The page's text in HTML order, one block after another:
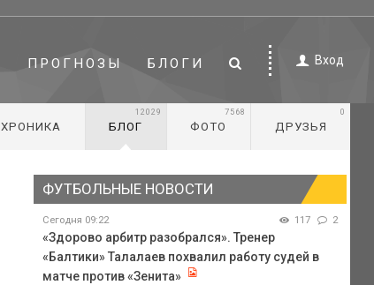
ПРОГНОЗЫ БЛОГИ Вход
ХРОНИКА БЛОГ
12029
ФОТО
7568
ДРУЗЬЯ
0
ФУТБОЛЬНЫЕ НОВОСТИ
Сегодня 09:22 117 2
«Здорово арбитр разобрался». Тренер
«Балтики» Талалаев похвалил работу судей в
матче против «Зенита»